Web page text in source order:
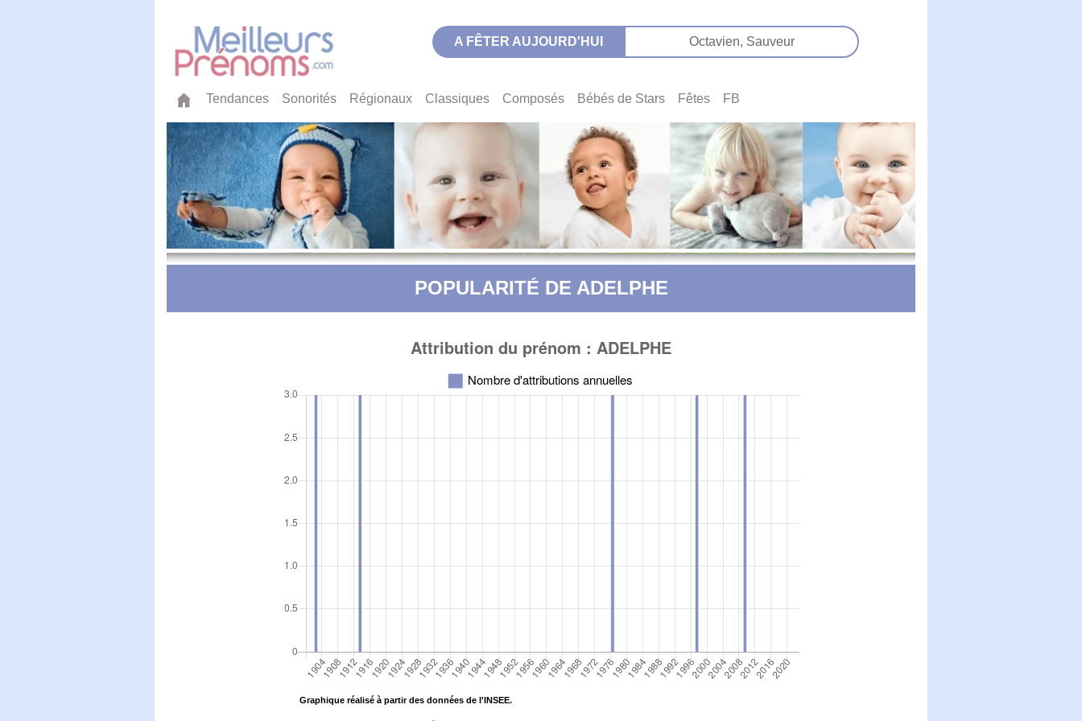
A FÊTER AUJOURD'HUI Octavien, Sauveur
Tendances Sonorités Régionaux Classiques Composés Bébés de Stars Fêtes FB
POPULARITÉ DE ADELPHE
Graphique réalisé à partir des données de l'INSEE.